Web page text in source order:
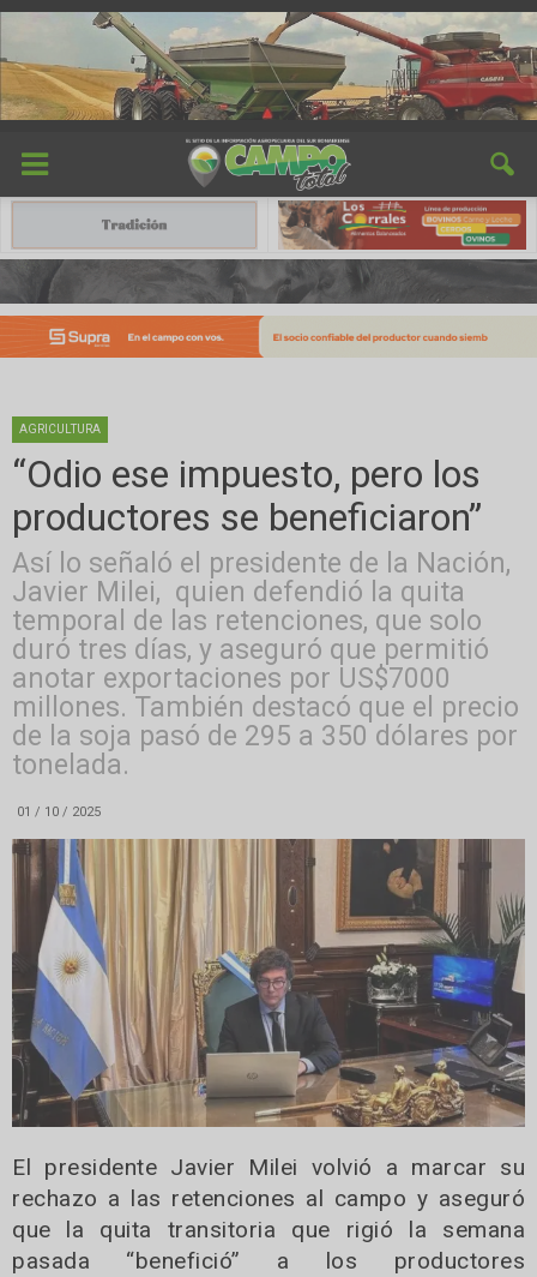
AGRICULTURA
“Odio ese impuesto, pero los
productores se beneficiaron”
Así lo señaló el presidente de la Nación,
Javier Milei, quien defendió la quita
temporal de las retenciones, que solo
duró tres días, y aseguró que permitió
anotar exportaciones por US$7000
millones. También destacó que el precio
de la soja pasó de 295 a 350 dólares por
tonelada.
01 / 10 / 2025
El presidente Javier Milei volvió a marcar su
rechazo a las retenciones al campo y aseguró
que la quita transitoria que rigió la semana
pasada “benefició” a los productores